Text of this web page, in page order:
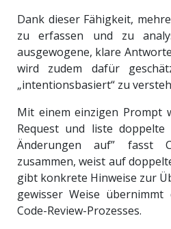
Dank dieser Fähigkeit,
zu erfassen und zu
ausgewogene, klare
wird zudem dafür
„intentionsbasiert“ zu
Mit einem einzigen Prompt
Request und liste
Änderungen auf” fasst
zusammen, weist auf
gibt konkrete Hinweise zur
gewisser Weise
Code-Review-Prozesses.